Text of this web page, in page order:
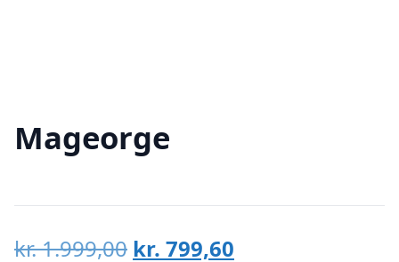
Mageorge
kr.1.999,00 Den
kr. 799,60